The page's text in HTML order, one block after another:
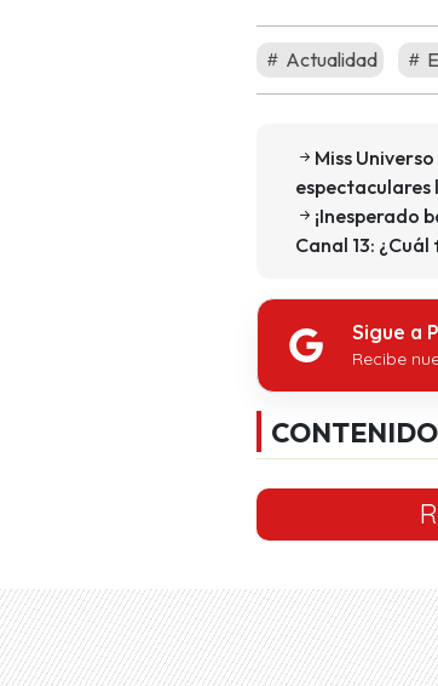
Actualidad
Miss
espectaculares
¡Inesperado
Canal 13:
Sigue a
Recibe